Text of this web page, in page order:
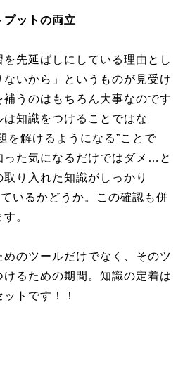
ットの両立
先延ばしにしている理由とし
いから」というものが見受け
うのはもちろん大事なのです
知識をつけることではな
を解けるようになる”ことで
った気になるだけではダメ…と
り入れた知識がしっかり
いるかどうか。この確認も併
。
のツールだけでなく、そのツ
るための期間。知識の定着は
トです！！